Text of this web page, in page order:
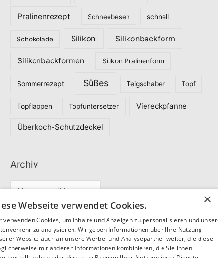
Pralinenrezept Schneebesen schnell
Schokolade Silikon Silikonbackform
Silikonbackformen Silikon Pralinenform
Sommerrezept Süßes Teigschaber Topf
Topflappen Topfuntersetzer Viereckpfanne
Überkoch-Schutzdeckel
Archiv
i
v
Partner
×
Webseite verwendet Cookies.
verwenden Cookies, um Inhalte und Anzeigen zu personalisieren und
zu analysieren. Wir geben Informationen über Ihre Nutzung
Website auch an unsere Werbe- und Analysepartner weiter, die diese
mit anderen Informationen kombinieren, die Sie ihnen